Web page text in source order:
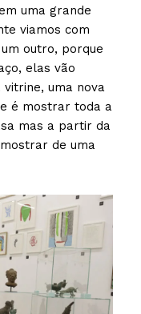
uma grande
viamos com
outro, porque
elas vão
uma nova
é mostrar toda a
mas a partir da
de uma